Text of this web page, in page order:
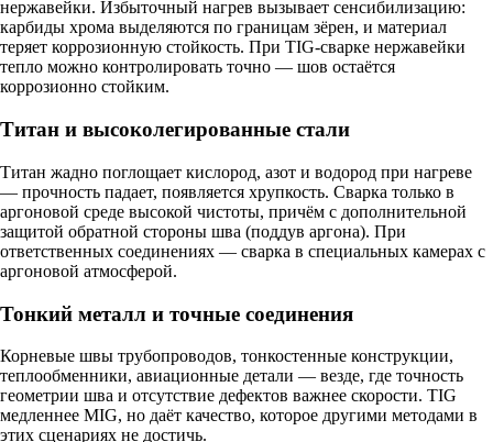
нержавейки. Избыточный нагрев вызывает сенсибилизацию:
карбиды хрома выделяются по границам зёрен, и материал
теряет коррозионную стойкость. При TIG-сварке нержавейки
тепло можно контролировать точно — шов остаётся
коррозионно стойким.
Титан и высоколегированные стали
Титан жадно поглощает кислород, азот и водород при нагреве
— прочность падает, появляется хрупкость. Сварка только в
аргоновой среде высокой чистоты, причём с дополнительной
защитой обратной стороны шва (поддув аргона). При
ответственных соединениях — сварка в специальных камерах с
аргоновой атмосферой.
Тонкий металл и точные соединения
Корневые швы трубопроводов, тонкостенные конструкции,
теплообменники, авиационные детали — везде, где точность
геометрии шва и отсутствие дефектов важнее скорости. TIG
медленнее MIG, но даёт качество, которое другими методами в
этих сценариях не достичь.